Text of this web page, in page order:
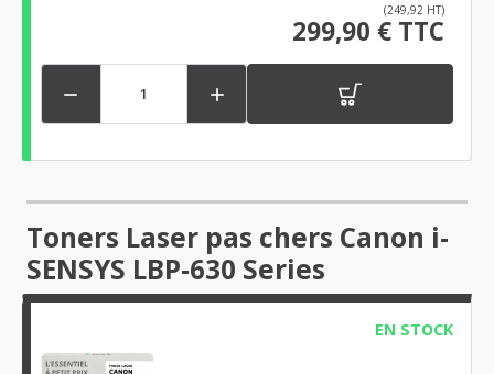
(249,92 HT)
299,90 € TTC
 
Toners Laser pas chers Canon i-
SENSYS LBP-630 Series
EN STOCK